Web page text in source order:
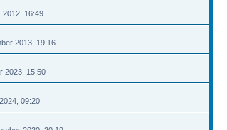
2012, 16:49
2013, 19:16
2023, 15:50
09:20